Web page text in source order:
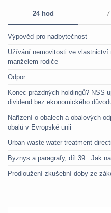
24 hod
Výpověď pro nadbytečnost
Užívání nemovitosti ve vlastnictví
manželem rodiče
Odpor
Konec prázdných holdingů? NSS
dividend bez ekonomického
Nařízení o obalech a obalových
obalů v Evropské unii
Urban waste water treatment
Byznys a paragrafy, díl 39.: Jak
Prodloužení zkušební doby ze